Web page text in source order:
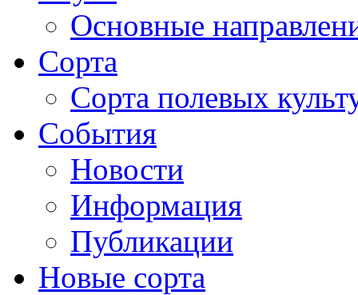
Основные
Сорта
Сорта полевых
События
Новости
Информация
Публикации
Новые сорта